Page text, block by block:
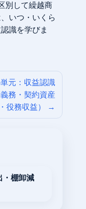
別して繰越商
いつ・いくら
識を学びま
元：収益認識
義務・契約資産
役務収益） →
・棚卸減